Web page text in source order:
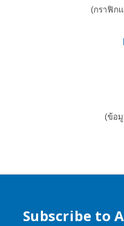
(กราฟิก
(ข้อมู
Subscribe to